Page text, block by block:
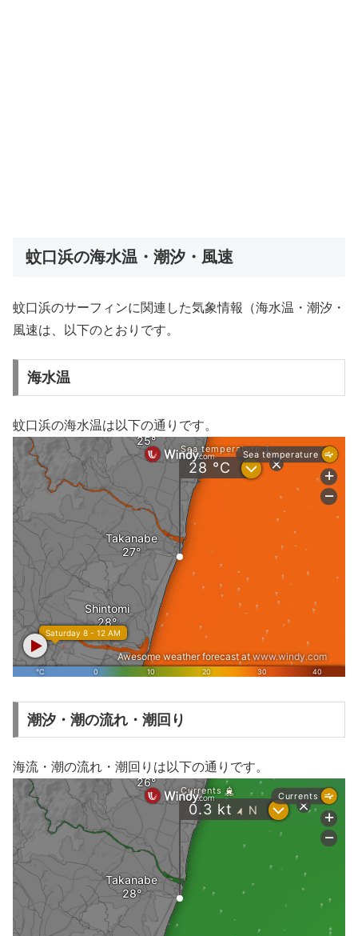
蚊口浜の海水温・潮汐・風速
蚊口浜のサーフィンに関連した気象情報（海水温・潮汐・
風速は、以下のとおりです。
海水温
蚊口浜の海水温は以下の通りです。
潮汐・潮の流れ・潮回り
海流・潮の流れ・潮回りは以下の通りです。